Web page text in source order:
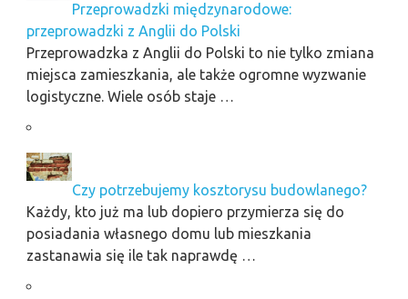
Przeprowadzki międzynarodowe:
przeprowadzki z Anglii do Polski
Przeprowadzka z Anglii do Polski to nie tylko zmiana
miejsca zamieszkania, ale także ogromne wyzwanie
logistyczne. Wiele osób staje …
Czy potrzebujemy kosztorysu budowlanego?
Każdy, kto już ma lub dopiero przymierza się do
posiadania własnego domu lub mieszkania
zastanawia się ile tak naprawdę …